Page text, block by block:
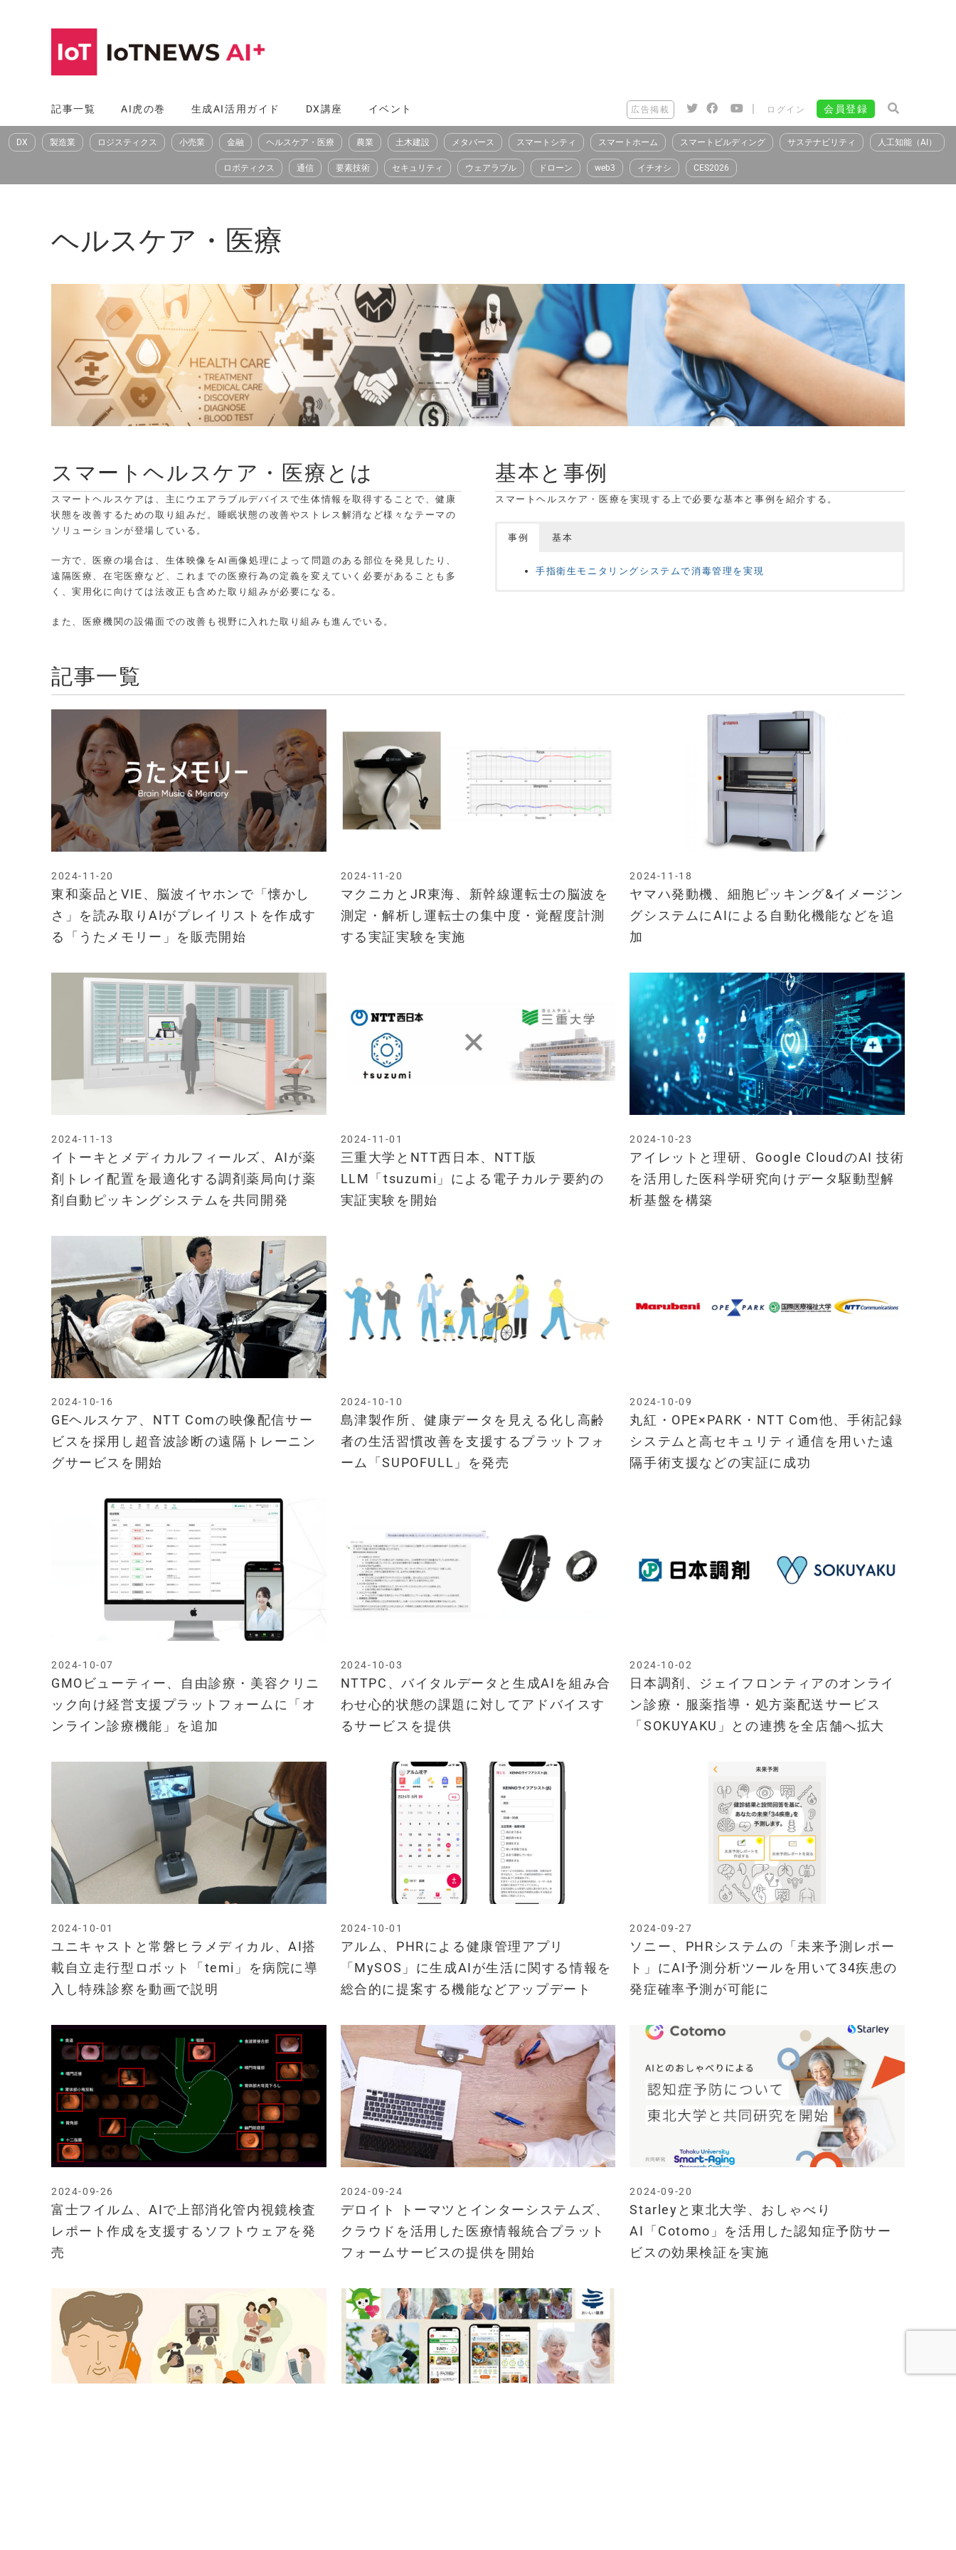
へ
ス
記事一覧 AI虎の巻 生成AI活用ガイド DX講座 イベント 広告掲載 | ログイン 会員登録
DX 製造業 ロジスティクス 小売業 金融 ヘルスケア・医療 農業 土木建設 メタバース スマートシティ スマートホーム スマートビルディング サステナビリティ 人工知能（AI）
ロボティクス 通信 要素技術 セキュリティ ウェアラブル ドローン web3 イチオシ CES2026
ヘルスケア・医療
スマートヘルスケア・医療とは
スマートヘルスケアは、主にウエアラブルデバイスで生体情報を取得することで、健康
状態を改善するための取り組みだ。睡眠状態の改善やストレス解消など様々なテーマの
ソリューションが登場している。
一方で、医療の場合は、生体映像をAI画像処理によって問題のある部位を発見したり、
遠隔医療、在宅医療など、これまでの医療行為の定義を変えていく必要があることも多
く、実用化に向けては法改正も含めた取り組みが必要になる。
また、医療機関の設備面での改善も視野に入れた取り組みも進んでいる。
基本と事例
スマートヘルスケア・医療を実現する上で必要な基本と事例を紹介する。
事例 基本
手指衛生モニタリングシステムで消毒管理を実現
記事一覧
東和薬品とVIE、脳波イヤホンで「懐かし
さ」を読み取りAIがプレイリストを作成す
る「うたメモリー」を販売開始
2024-11-20
マクニカとJR東海、新幹線運転士の脳波を
測定・解析し運転士の集中度・覚醒度計測
する実証実験を実施
2024-11-20
ヤマハ発動機、細胞ピッキング&イメージン
グシステムにAIによる自動化機能などを追
加
2024-11-18
イトーキとメディカルフィールズ、AIが薬
剤トレイ配置を最適化する調剤薬局向け薬
剤自動ピッキングシステムを共同開発
2024-11-13
三重大学とNTT西日本、NTT版
LLM「tsuzumi」による電子カルテ要約の
実証実験を開始
2024-11-01
アイレットと理研、Google CloudのAI 技術
を活用した医科学研究向けデータ駆動型解
析基盤を構築
2024-10-23
GEヘルスケア、NTT Comの映像配信サー
ビスを採用し超音波診断の遠隔トレーニン
グサービスを開始
2024-10-16
島津製作所、健康データを見える化し高齢
者の生活習慣改善を支援するプラットフォ
ーム「SUPOFULL」を発売
2024-10-10
丸紅・OPE×PARK・NTT Com他、手術記録
システムと高セキュリティ通信を用いた遠
隔手術支援などの実証に成功
2024-10-09
GMOビューティー、自由診療・美容クリニ
ック向け経営支援プラットフォームに「オ
ンライン診療機能」を追加
2024-10-07
NTTPC、バイタルデータと生成AIを組み合
わせ心的状態の課題に対してアドバイスす
るサービスを提供
2024-10-03
日本調剤、ジェイフロンティアのオンライ
ン診療・服薬指導・処方薬配送サービス
「SOKUYAKU」との連携を全店舗へ拡大
2024-10-02
ユニキャストと常磐ヒラメディカル、AI搭
載自立走行型ロボット「temi」を病院に導
入し特殊診察を動画で説明
2024-10-01
アルム、PHRによる健康管理アプリ
「MySOS」に生成AIが生活に関する情報を
総合的に提案する機能などアップデート
2024-10-01
ソニー、PHRシステムの「未来予測レポー
ト」にAI予測分析ツールを用いて34疾患の
発症確率予測が可能に
2024-09-27
富士フイルム、AIで上部消化管内視鏡検査
レポート作成を支援するソフトウェアを発
売
2024-09-26
デロイト トーマツとインターシステムズ、
クラウドを活用した医療情報統合プラット
フォームサービスの提供を開始
2024-09-24
Starleyと東北大学、おしゃべり
AI「Cotomo」を活用した認知症予防サー
ビスの効果検証を実施
2024-09-20